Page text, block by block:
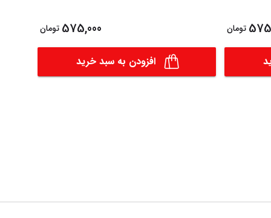
تومان 575,000 تومان
افزودن به سبد خرید